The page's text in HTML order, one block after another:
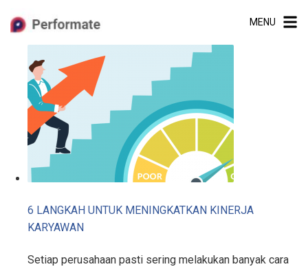
content
MENU
6 LANGKAH UNTUK MENINGKATKAN KINERJA
KARYAWAN
Setiap perusahaan pasti sering melakukan banyak cara